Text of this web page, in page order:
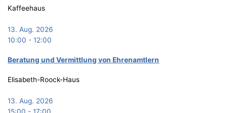
Kaffeehaus
13. Aug. 2026
10:00 -12:00
Bera­tung und Ver­mitt­lung von Ehrenamtlern
Elisabeth-Roock-Haus
13. Aug. 2026